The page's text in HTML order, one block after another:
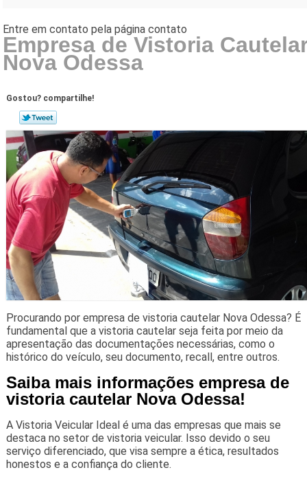
Empresa de Vistoria
Nova Odessa
Gostou? compartilhe!
Procurando por empresa de vistoria cautelar Nova Odessa? É
fundamental que a vistoria cautelar seja feita por meio da
apresentação das documentações necessárias, como o
histórico do veículo, seu documento, recall, entre outros.
Saiba mais informações empresa de
vistoria cautelar Nova Odessa!
A Vistoria Veicular Ideal é uma das empresas que mais se
destaca no setor de vistoria veicular. Isso devido o seu
serviço diferenciado, que visa sempre a ética, resultados
honestos e a confiança do cliente.